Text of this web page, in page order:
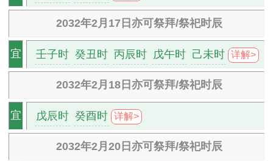
2032年2月17日亦可祭拜/祭祀时辰
宜 壬子时 癸丑时 丙辰时 戊午时 己未时 详解>
2032年2月18日亦可祭拜/祭祀时辰
宜 戊辰时 癸酉时 详解>
2032年2月20日亦可祭拜/祭祀时辰